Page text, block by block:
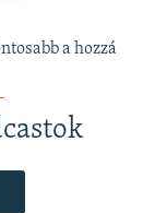
a hozzá